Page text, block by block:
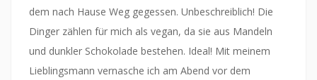
dem nach Hause Weg gegessen. Unbeschreiblich! Die
Dinger zählen für mich als vegan, da sie aus Mandeln
und dunkler Schokolade bestehen. Ideal! Mit meinem
Lieblingsmann vernasche ich am Abend vor dem